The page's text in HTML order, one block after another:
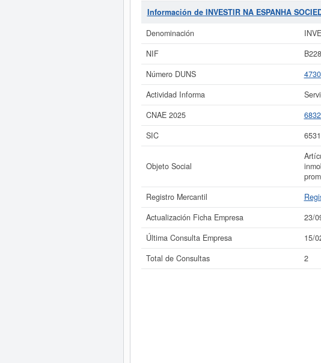
INVESTIR NA ESPANHA SOCIEDAD LIMITADA.
cuales desde aquí. Su capital se sitúa alrededor
Si está interesado en conocer más datos de la
ampliadode INVESTIR NA ESPANHA
La última
Información de INVESTIR NA ESPANHA
Denominación
NIF
Número DUNS
Actividad Informa
CNAE 2025
SIC
Objeto Social
Registro Mercantil
Actualización Ficha Empresa
23/
Última Consulta Empresa
15/
Total de Consultas
2